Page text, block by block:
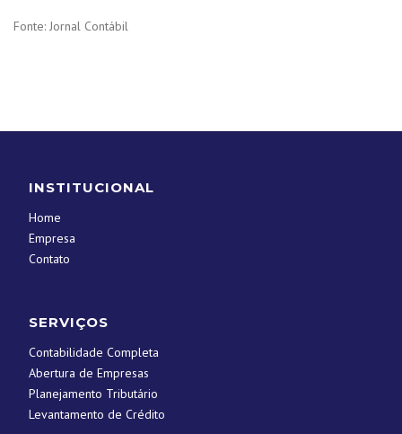
Fonte: Jornal Contábil
INSTITUCIONAL
Home
Empresa
Contato
SERVIÇOS
Contabilidade Completa
Abertura de Empresas
Planejamento Tributário
Levantamento de Crédito